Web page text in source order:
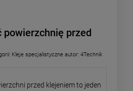
powierzchnię przed
Kleje specjalistyczne autor: 4Technik
przed klejeniem to jeden